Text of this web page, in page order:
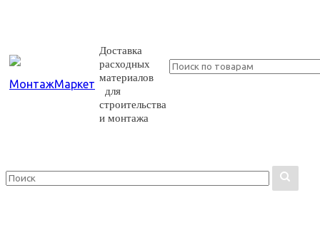
Доставка
расходных
материалов
для
строительства
и монтажа